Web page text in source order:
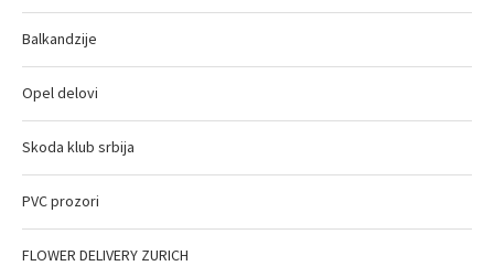
Balkandzije
Opel delovi
Skoda klub srbija
PVC prozori
FLOWER DELIVERY ZURICH